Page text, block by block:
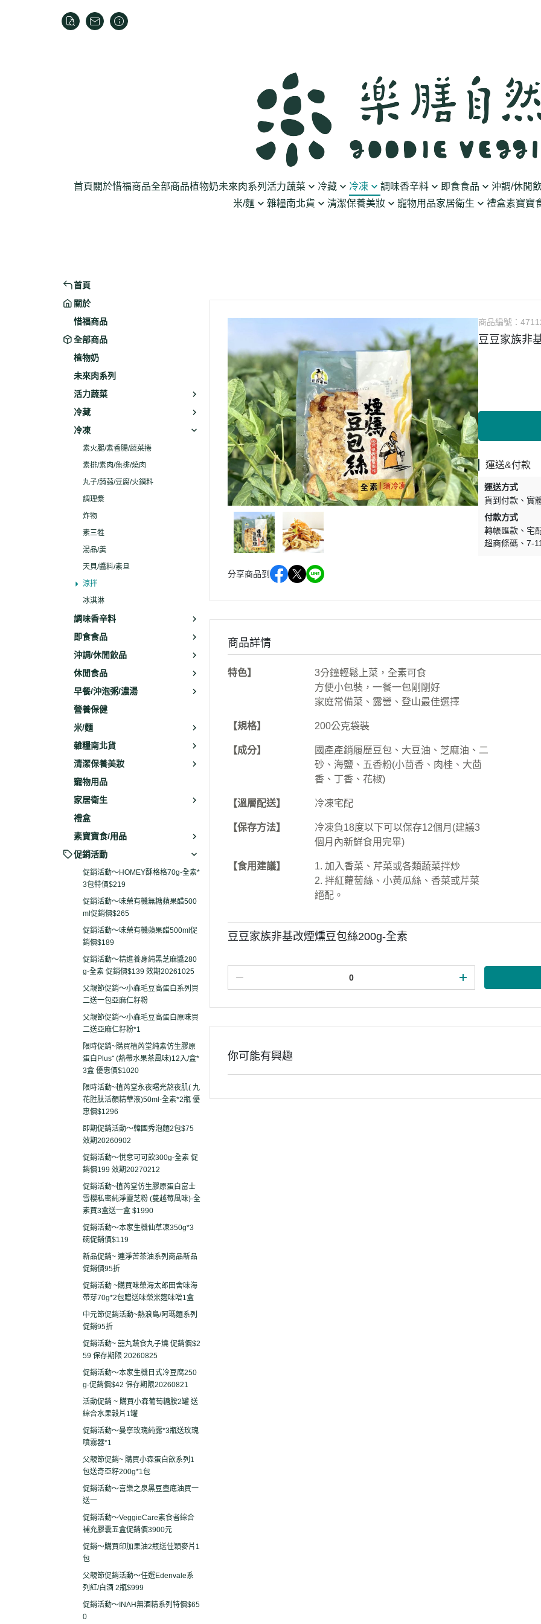
首頁 關於惜福商品全部商品植物奶未來肉系列 活力蔬菜 冷藏 冷凍
天貝/醬料/素旦
涼拌
冰淇淋
調味香辛料 即食食品
素香鬆
高湯/湯底
蒟蒻
沖調/休閒
米/麵
雜糧南北貨 清潔保養美妝 寵物用品家居衛生 禮盒素寶寶
首頁
關於
惜福商品
全部商品
植物奶
未來肉系列
活力蔬菜
冷藏
冷凍
素火腿/素香腸/蔬菜捲
素排/素肉/魚排/燒肉
丸子/蒟蒻/豆腐/火鍋料
調理漿
炸物
素三牲
湯品/羹
天貝/醬料/素旦
涼拌
冰淇淋
調味香辛料
即食食品
沖調/休閒飲品
休閒食品
早餐/沖泡粥/濃湯
營養保健
米/麵
雜糧南北貨
清潔保養美妝
寵物用品
家居衛生
禮盒
素寶寶食/用品
促銷活動
促銷活動～HOMEY酥格格70g-全素*
3包特價$219
促銷活動～味榮有機無糖蘋果醋500
ml促銷價$265
促銷活動～味榮有機蘋果醋500ml促
銷價$189
促銷活動～精進養身純黑芝麻醬280
g-全素 促銷價$139 效期20261025
父親節促銷～小森毛豆高蛋白系列買
二送一包亞麻仁籽粉
父親節促銷～小森毛豆高蛋白原味買
二送亞麻仁籽粉*1
限時促銷~購買植芮堂純素仿生膠原
蛋白Plus⁺ (熱帶水果茶風味)12入/盒*
3盒 優惠價$1020
限時活動~植芮堂永夜曙光熬夜肌( 九
花胜肽活顏精華液)50ml-全素*2瓶 優
惠價$1296
即期促銷活動～韓國秀泡麵2包$75
效期20260902
促銷活動～悅意可可飲300g-全素 促
銷價199 效期20270212
促銷活動~植芮堂仿生膠原蛋白富士
雪櫻私密純淨靈芝粉 (蔓越莓風味)-全
素買3盒送一盒 $1990
促銷活動～本家生機仙草凍350g*3
碗促銷價$119
新品促銷~ 連淨苦茶油系列商品新品
促銷價95折
促銷活動 ~購買味榮海太郎田舍味海
帶芽70g*2包贈送味榮米麴味噌1盒
中元節促銷活動~熱浪島/阿瑪麵系列
促銷95折
促銷活動~ 囍丸蔬食丸子燒 促銷價$2
59 保存期限 20260825
促銷活動～本家生機日式冷豆腐250
g-促銷價$42 保存期限20260821
活動促銷 ~ 購買小森葡萄糖胺2罐 送
綜合水果穀片1罐
促銷活動～曼寧玫瑰純露*3瓶送玫瑰
噴霧器*1
父親節促銷~ 購買小森蛋白飲系列1
包送奇亞籽200g*1包
促銷活動～喜樂之泉黑豆壺底油買一
送一
促銷活動～VeggieCare素食者綜合
補充膠囊五盒促銷價3900元
促銷～購買印加果油2瓶送佳穎麥片1
包
父親節促銷活動～任選Edenvale系
列紅/白酒 2瓶$999
促銷活動～INAH無酒精系列特價$65
0
分享商品到
商品編號：
豆豆家族非
運送&付款
運送方式
貨到付款
實
付款方式
轉帳匯款
宅
超商條碼
7-
商品詳情
特色】
3分鐘輕鬆上菜，全素可食
方便小包裝，一餐一包剛剛好
家庭常備菜、露營、登山最佳選擇
【規格】 200公克袋裝
【成分】
國產產銷履歷豆包、大豆油、芝麻油、二
砂、海鹽、五香粉(小茴香、肉桂、大茴
香、丁香、花椒)
【溫層配送】 冷凍宅配
【保存方法】
冷凍負18度以下可以保存12個月(建議3
個月內新鮮食用完畢)
【食用建議】
1. 加入香菜、芹菜或各類蔬菜拌炒
2. 拌紅蘿蔔絲、小黃瓜絲、香菜或芹菜
絕配。
豆豆家族非基改煙燻豆包絲200g-全素
你可能有興趣